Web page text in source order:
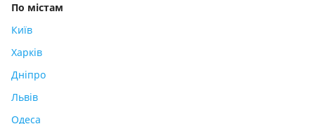
По містам
Київ
Харків
Дніпро
Львів
Одеса